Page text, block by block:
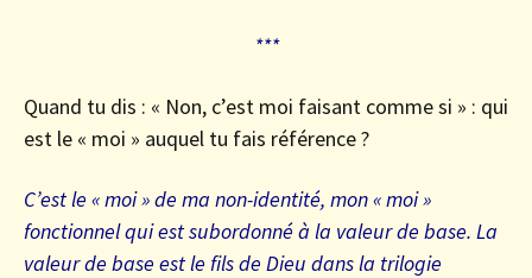
***
Quand tu dis : « Non, c’est moi faisant comme si » : qui
est le « moi » auquel tu fais référence ?
C’est le « moi » de ma non-identité, mon « moi »
fonctionnel qui est subordonné à la valeur de base. La
valeur de base est le fils de Dieu dans la trilogie